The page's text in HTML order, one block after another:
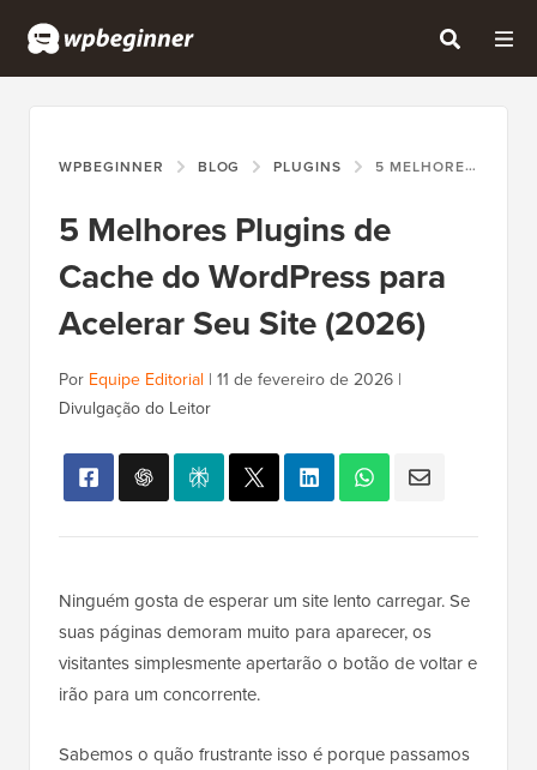
WPBEGINNER BLOG PLUGINS 5 MELHORES PLUGINS DE CACHE DO WORDPRESS PARA ACELERAR SEU SITE (2026)
5 Melhores Plugins de
Cache do WordPress para
Acelerar Seu Site (2026)
Por Equipe Editorial | 11 de fevereiro de 2026 |
Divulgação do Leitor
Ninguém gosta de esperar um site lento carregar. Se
suas páginas demoram muito para aparecer, os
visitantes simplesmente apertarão o botão de voltar e
irão para um concorrente.
Sabemos o quão frustrante isso é porque passamos